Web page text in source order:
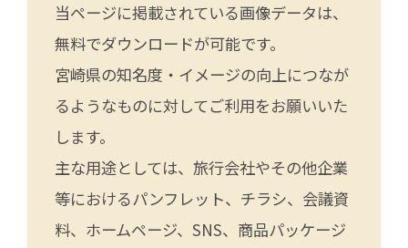
当ページに掲載されている画像データは、
無料でダウンロードが可能です。
宮崎県の知名度・イメージの向上につなが
るようなものに対してご利用をお願いいた
します。
主な用途としては、旅行会社やその他企業
等におけるパンフレット、チラシ、会議資
料、ホームページ、SNS、商品パッケージ